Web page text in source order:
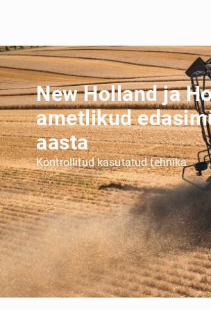
New Holland ja
ametlikud
aasta
Kontrollitud kasutatud tehnika